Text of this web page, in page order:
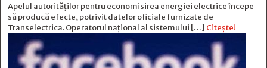
Apelul autorităților pentru economisirea energiei electrice începe
să producă efecte, potrivit datelor oficiale furnizate de
Transelectrica. Operatorul național al sistemului […] Citește!